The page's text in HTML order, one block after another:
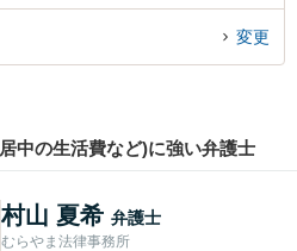
変更
中の生活費など)に強い弁護士
村山 夏希 弁護士
むらやま法律事務所